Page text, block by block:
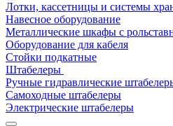
Лотки, кассетницы и системы
Навесное оборудование
Металлические шкафы с
Оборудование для кабеля
Стойки подкатные
Штабелеры
Ручные гидравлические
Самоходные штабелеры
Электрические штабелеры